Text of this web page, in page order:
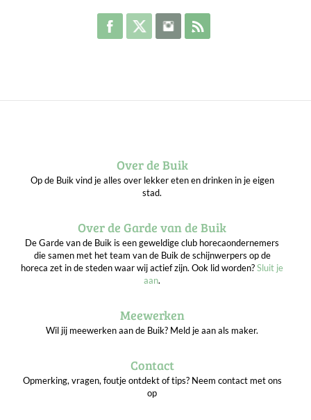
Volg de Buik op Facebook
Volg de Buik op Twitter
Volg de Buik op Instagram
Over de Buik
Op de Buik vind je alles over lekker eten en drinken in je eigen
stad.
Over de Garde van de Buik
De Garde van de Buik is een geweldige club horecaondernemers
die samen met het team van de Buik de schijnwerpers op de
horeca zet in de steden waar wij actief zijn. Ook lid worden?Sluit je
aan.
Meewerken
Wil jij meewerken aan de Buik? Meld je aan als maker.
Contact
Opmerking, vragen, foutje ontdekt of tips? Neem contact met ons
op